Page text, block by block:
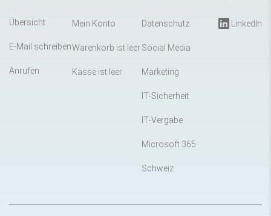
Übersicht
E-Mail schreiben
Anrufen
Mein Konto
Warenkorb ist leer
Kasse ist leer
Datenschutz
Social Media
Marketing
IT-Sicherheit
IT-Vergabe
Microsoft 365
Schweiz
LinkedIn